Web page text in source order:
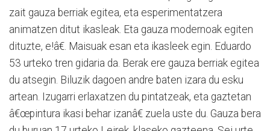
zait gauza berriak egitea, eta esperimentatzera
animatzen ditut ikasleak. Eta gauza modernoak egiten
dituzte, e!â€. Maisuak esan eta ikasleek egin. Eduardo
53 urteko tren gidaria da. Berak ere gauza berriak egitea
du atsegin. Biluzik dagoen andre baten izara du esku
artean. Izugarri erlaxatzen du pintatzeak, eta gaztetan
â€œpintura ikasi behar izanâ€ zuela uste du. Gauza bera